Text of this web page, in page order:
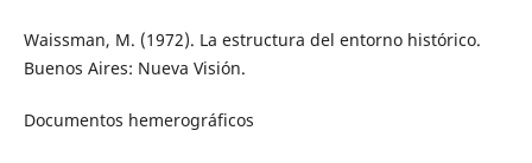
Waissman, M. (1972). La estructura del entorno histórico.
Buenos Aires: Nueva Visión.
Documentos hemerográficos